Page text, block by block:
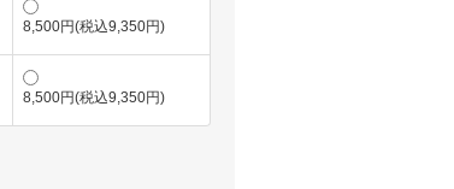
8,500円(税込9,350円)
8,500円(税込9,350円)